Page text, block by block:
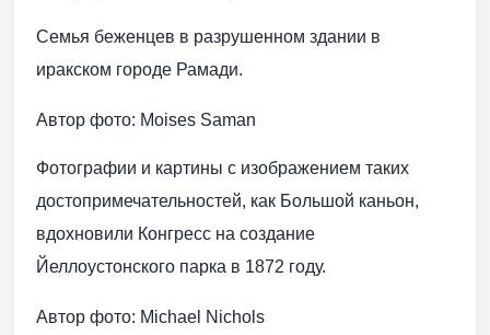
Семья беженцев в разрушенном здании в
иракском городе Рамади.
Автор фото: Moises Saman
Фотографии и картины с изображением таких
достопримечательностей, как Большой каньон,
вдохновили Конгресс на создание
Йеллоустонского парка в 1872 году.
Автор фото: Michael Nichols